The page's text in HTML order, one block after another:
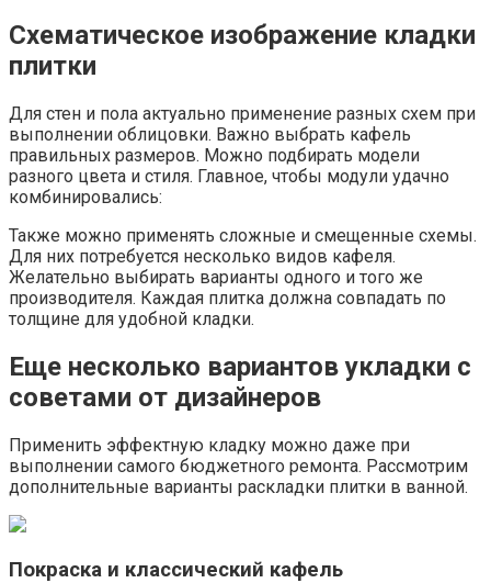
Схематическое изображение кладки
плитки
Для стен и пола актуально применение разных схем при
выполнении облицовки. Важно выбрать кафель
правильных размеров. Можно подбирать модели
разного цвета и стиля. Главное, чтобы модули удачно
комбинировались:
Также можно применять сложные и смещенные схемы.
Для них потребуется несколько видов кафеля.
Желательно выбирать варианты одного и того же
производителя. Каждая плитка должна совпадать по
толщине для удобной кладки.
Еще несколько вариантов укладки с
советами от дизайнеров
Применить эффектную кладку можно даже при
выполнении самого бюджетного ремонта. Рассмотрим
дополнительные варианты раскладки плитки в ванной.
Покраска и классический кафель